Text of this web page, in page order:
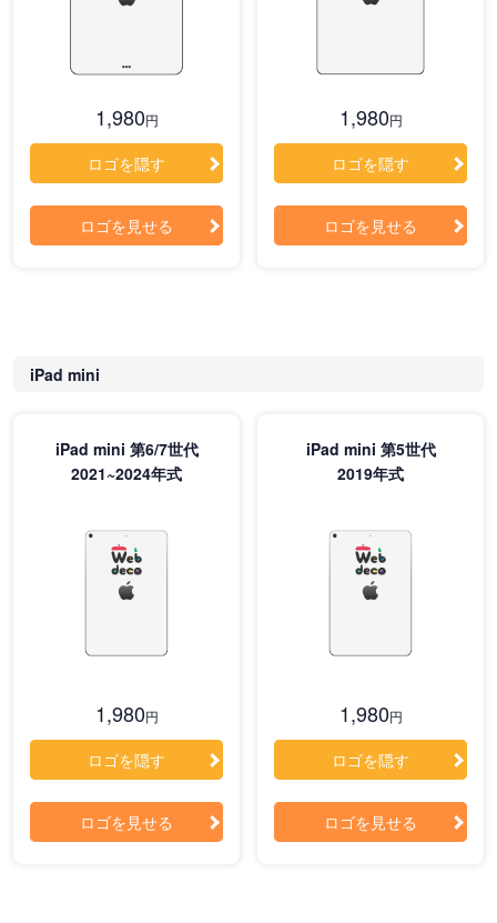
1,980円
ロゴを隠す
ロゴを見せる
1,980円
ロゴを隠す
ロゴを見せる
iPad mini
iPad mini 第6/7世代
2021~2024年式
1,980円
ロゴを隠す
ロゴを見せる
iPad mini 第5世代
2019年式
1,980円
ロゴを隠す
ロゴを見せる